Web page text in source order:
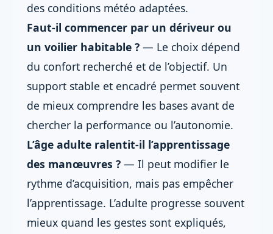
des conditions météo adaptées.
Faut-il commencer par un dériveur ou
un voilier habitable ? — Le choix dépend
du confort recherché et de l’objectif. Un
support stable et encadré permet souvent
de mieux comprendre les bases avant de
chercher la performance ou l’autonomie.
L’âge adulte ralentit-il l’apprentissage
des manœuvres ? — Il peut modifier le
rythme d’acquisition, mais pas empêcher
l’apprentissage. L’adulte progresse souvent
mieux quand les gestes sont expliqués,